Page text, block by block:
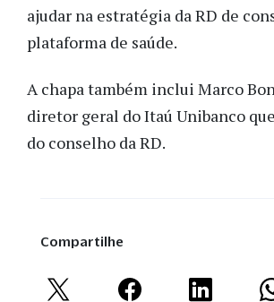
ajudar na estratégia da RD de
plataforma de saúde.
A chapa também inclui Marco
diretor geral do Itaú Unibanco
do conselho da RD.
Compartilhe